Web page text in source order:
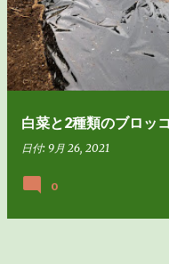
白菜と2種類のブロッ
日付: 9月 26, 2021
0